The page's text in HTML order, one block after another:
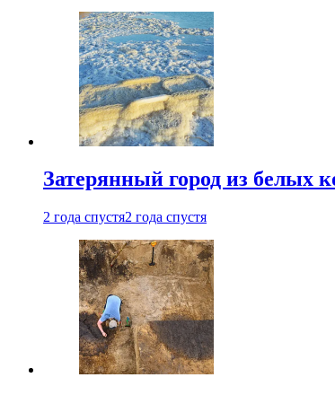
Затерянный город из белых
2 года спустя2 года спустя